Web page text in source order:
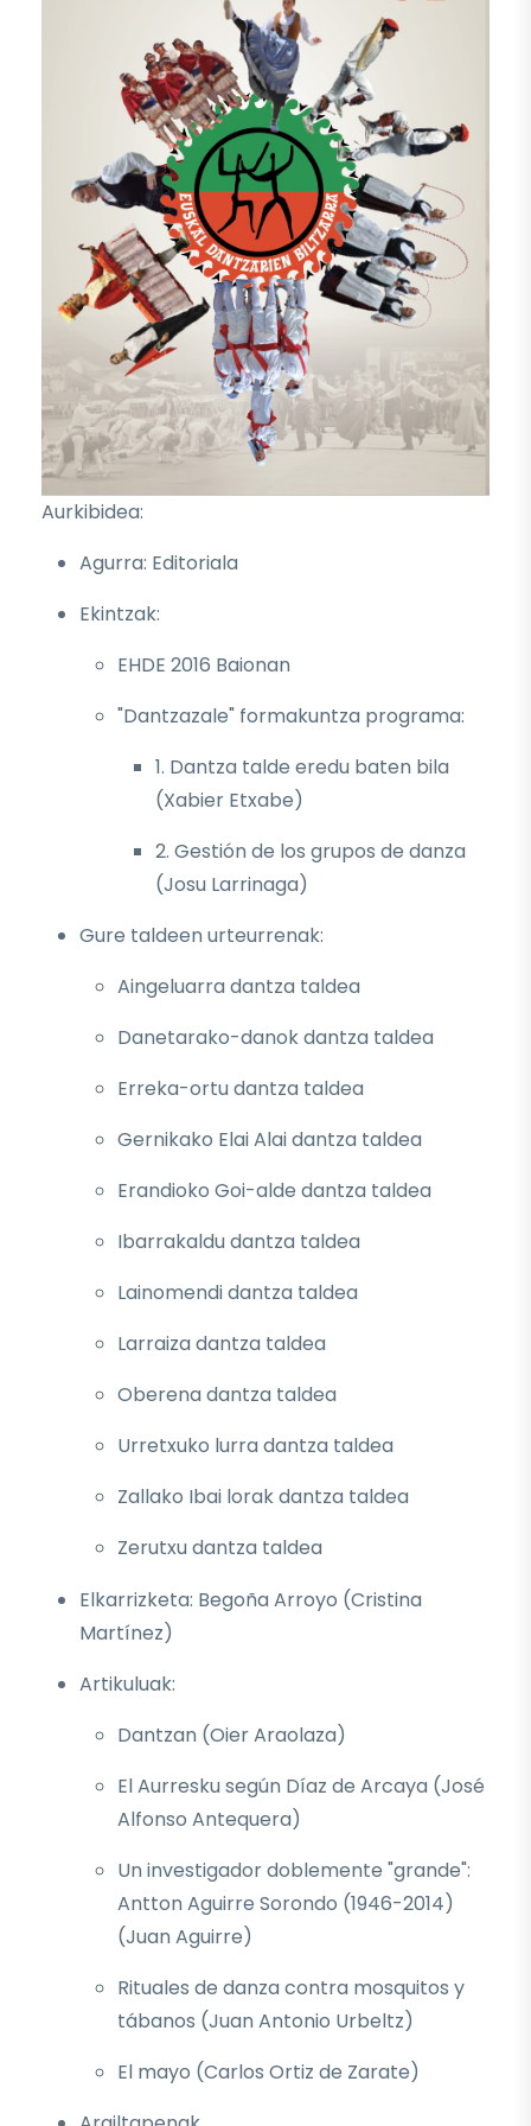
Aurkibidea:
Agurra: Editoriala
Ekintzak:
EHDE 2016 Baionan
"Dantzazale" formakuntza programa:
1. Dantza talde eredu baten bila
(Xabier Etxabe)
2. Gestión de los grupos de danza
(Josu Larrinaga)
Gure taldeen urteurrenak:
Aingeluarra dantza taldea
Danetarako-danok dantza taldea
Erreka-ortu dantza taldea
Gernikako Elai Alai dantza taldea
Erandioko Goi-alde dantza taldea
Ibarrakaldu dantza taldea
Lainomendi dantza taldea
Larraiza dantza taldea
Oberena dantza taldea
Urretxuko lurra dantza taldea
Zallako Ibai lorak dantza taldea
Zerutxu dantza taldea
Elkarrizketa: Begoña Arroyo (Cristina
Martínez)
Artikuluak:
Dantzan (Oier Araolaza)
El Aurresku según Díaz de Arcaya (José
Alfonso Antequera)
Un investigador doblemente "grande":
Antton Aguirre Sorondo (1946-2014)
(Juan Aguirre)
Rituales de danza contra mosquitos y
tábanos (Juan Antonio Urbeltz)
El mayo (Carlos Ortiz de Zarate)